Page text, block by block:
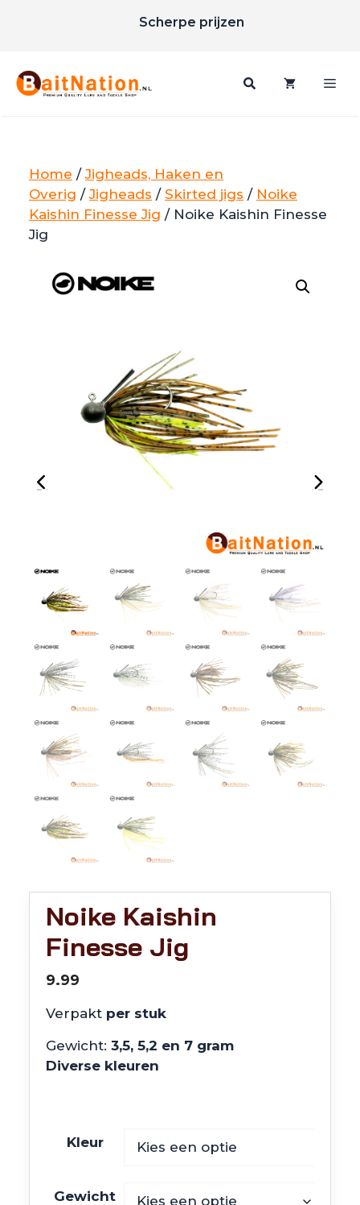
inhoud
Scherpe prijzen
Home /Jigheads, Haken en
Overig /Jigheads / Skirted jigs / Noike
Kaishin Finesse Jig / Noike Kaishin Finesse
Jig
Noike Kaishin
Finesse Jig
9.99
Verpakt per stuk
Gewicht: 3,5, 5,2 en 7 gram
Diverse kleuren
Kleur
Gewicht